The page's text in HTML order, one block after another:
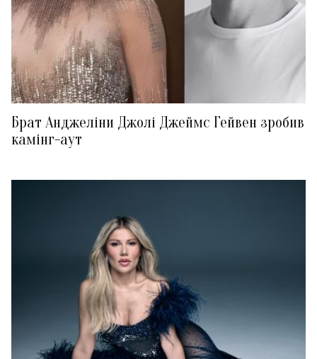
Брат Анджеліни Джолі Джеймс Гейвен зробив
камінг-аут